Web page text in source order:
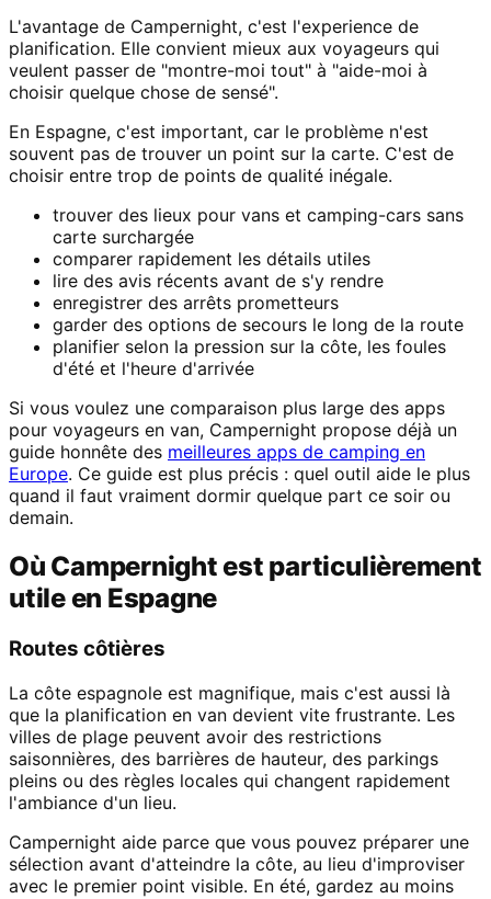
L'avantage de Campernight, c'est l'experience de
planification. Elle convient mieux aux voyageurs qui
veulent passer de "montre-moi tout" à "aide-moi à
choisir quelque chose de sensé".
En Espagne, c'est important, car le problème n'est
souvent pas de trouver un point sur la carte. C'est de
choisir entre trop de points de qualité inégale.
trouver des lieux pour vans et camping-cars sans
carte surchargée
comparer rapidement les détails utiles
lire des avis récents avant de s'y rendre
enregistrer des arrêts prometteurs
garder des options de secours le long de la route
planifier selon la pression sur la côte, les foules
d'été et l'heure d'arrivée
Si vous voulez une comparaison plus large des apps
pour voyageurs en van, Campernight propose déjà un
guide honnête des meilleures apps de camping en
Europe. Ce guide est plus précis : quel outil aide le plus
quand il faut vraiment dormir quelque part ce soir ou
demain.
Où Campernight est particulièrement
utile en Espagne
Routes côtières
La côte espagnole est magnifique, mais c'est aussi là
que la planification en van devient vite frustrante. Les
villes de plage peuvent avoir des restrictions
saisonnières, des barrières de hauteur, des parkings
pleins ou des règles locales qui changent rapidement
l'ambiance d'un lieu.
Campernight aide parce que vous pouvez préparer une
sélection avant d'atteindre la côte, au lieu d'improviser
avec le premier point visible. En été, gardez au moins